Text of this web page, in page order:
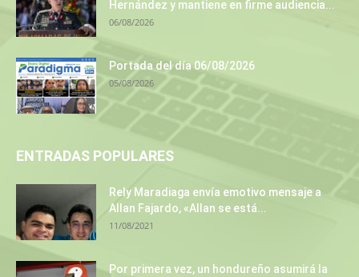
Hernández y mantiene en firme audiencia...
06/08/2026
Portada del día 06/08/2026
05/08/2026
ENTRADAS POPULARES
Rely Maradiaga envía emotivo mensaje a
Allan Fajardo, «Allan se está...
11/08/2021
Por primera vez, un hondureño asumirá la